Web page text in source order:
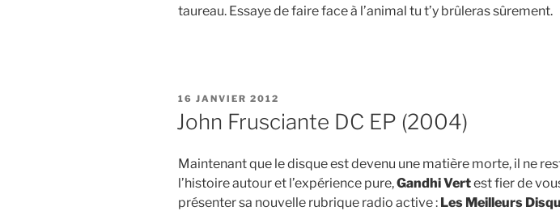
taureau. Essaye de faire face à l’animal tu t’y brûleras sûrement.
PUBLIÉ
16 JANVIER 2012
John Frusciante DC EP (2004)
Maintenant que le disque est devenu une matière morte, il ne
l’histoire autour et l’expérience pure,Gandhi Vertest fier de
présenter sa nouvelle rubrique radio active : Les Meilleurs